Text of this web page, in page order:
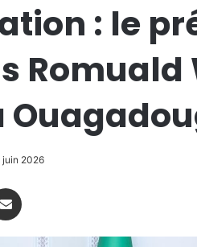
: le
Romuald
juin 2026